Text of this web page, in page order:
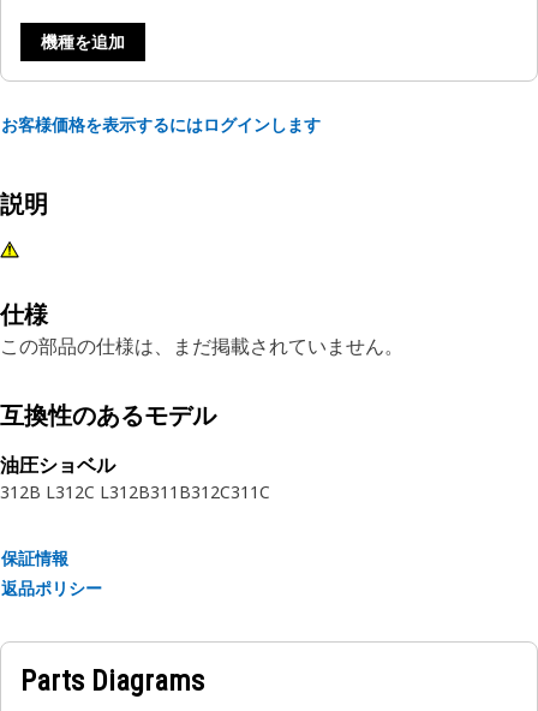
機種を追加
お客様価格を表示するにはログインします
説明
仕様
この部品の仕様は、まだ掲載されていません。
互換性のあるモデル
油圧ショベル
312B L312C L312B311B312C311C
保証情報
返品ポリシー
Parts Diagrams